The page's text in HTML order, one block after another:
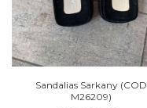
Sandalias Sarkany (COD
M26209)